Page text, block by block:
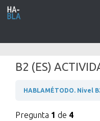
Saltar al contenido
B2 (ES)
HABLAMÉTODO. Nivel
Pregunta 1 de 4